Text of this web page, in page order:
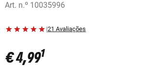
Art. n.º 10035996
|21 Avaliações
€ 4,991